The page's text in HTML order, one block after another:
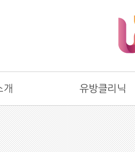
개 유방클리닉